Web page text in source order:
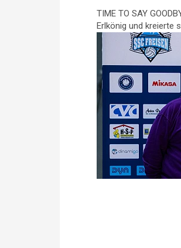
TIME TO SAY
Erlkönig und kreierte